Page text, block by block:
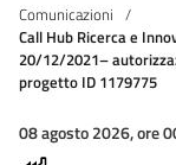
Comunicazioni /
Call Hub Ricerca e
20/12/2021–
progetto ID 1179775
08 agosto 2026, ore